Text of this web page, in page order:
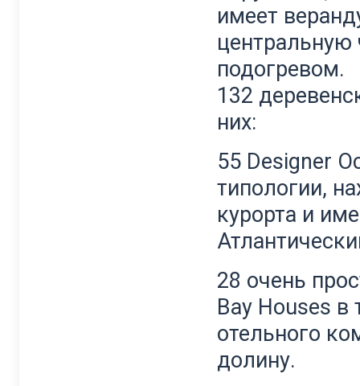
имеет
центральную
подогревом.
132
них:
55 Designer
типологии,
курорта и
28 очень
Bay Houses в
отельного
долину.